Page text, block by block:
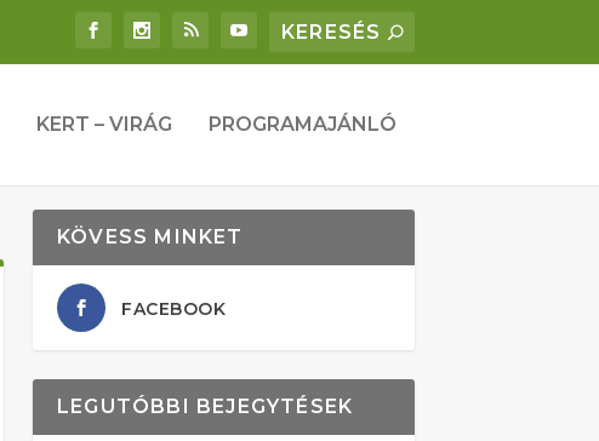
KERT – VIRÁG PROGRAMAJÁNLÓ
KÖVESS MINKET
FACEBOOK
LEGUTÓBBI BEJEGYTÉSEK